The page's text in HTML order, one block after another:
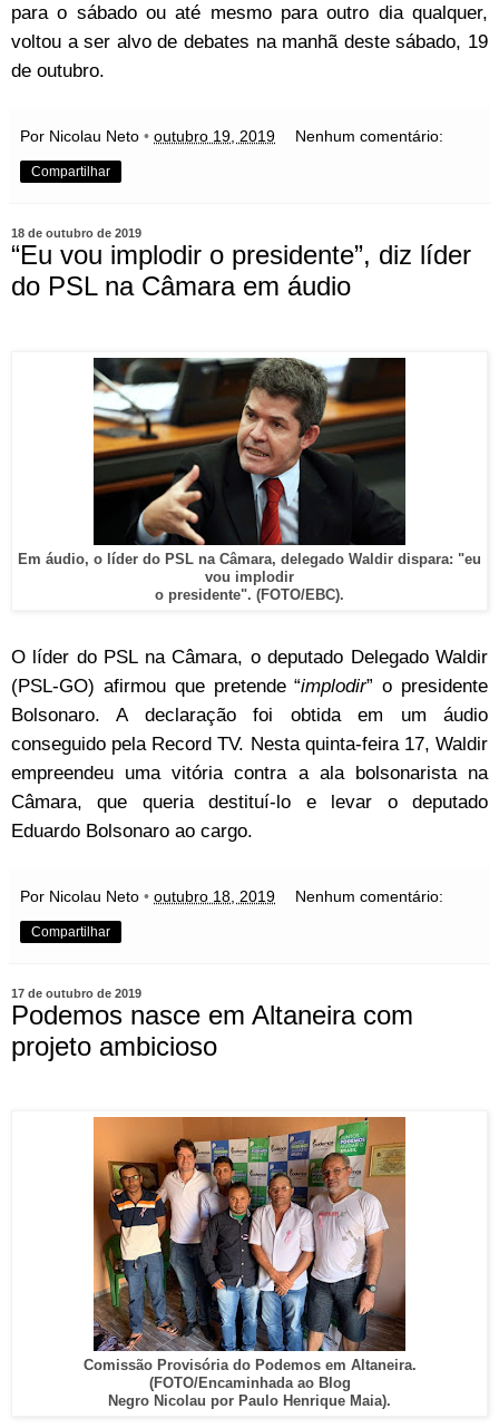
para o sábado ou até mesmo para outro dia qualquer,
voltou a ser alvo de debates na manhã deste sábado, 19
de outubro.
Por Nicolau Neto • outubro 19, 2019 Nenhum comentário:
Compartilhar
18 de outubro de 2019
“Eu vou implodir o presidente”, diz líder
do PSL na Câmara em áudio
Em áudio, o líder do PSL na Câmara, delegado Waldir dispara: "eu
vou implodir
o presidente". (FOTO/EBC).
O líder do PSL na Câmara, o deputado Delegado Waldir
(PSL-GO) afirmou que pretende “implodir” o presidente
Bolsonaro. A declaração foi obtida em um áudio
conseguido pela Record TV. Nesta quinta-feira 17, Waldir
empreendeu uma vitória contra a ala bolsonarista na
Câmara, que queria destituí-lo e levar o deputado
Eduardo Bolsonaro ao cargo.
Por Nicolau Neto • outubro 18, 2019 Nenhum comentário:
Compartilhar
17 de outubro de 2019
Podemos nasce em Altaneira com
projeto ambicioso
Comissão Provisória do Podemos em Altaneira.
(FOTO/Encaminhada ao Blog
Negro Nicolau por Paulo Henrique Maia).